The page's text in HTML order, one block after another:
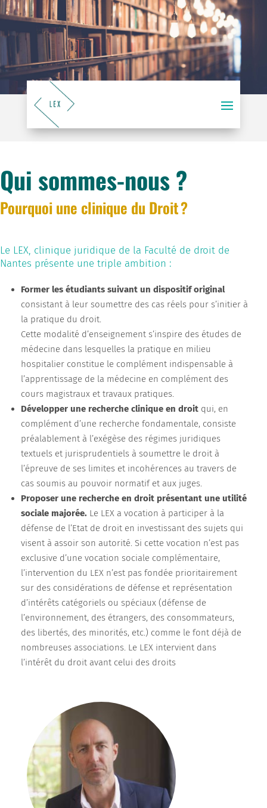
Qui sommes-nous ?
Pourquoi une clinique du Droit ?
Le LEX, clinique juridique de la Faculté de droit de
Nantes présente une triple ambition :
Former les étudiants suivant un dispositif original
consistant à leur soumettre des cas réels pour s’initier à
la pratique du droit.
Cette modalité d’enseignement s’inspire des études de
médecine dans lesquelles la pratique en milieu
hospitalier constitue le complément indispensable à
l’apprentissage de la médecine en complément des
cours magistraux et travaux pratiques.
Développer une recherche clinique en droit qui, en
complément d’une recherche fondamentale, consiste
préalablement à l’exégèse des régimes juridiques
textuels et jurisprudentiels à soumettre le droit à
l’épreuve de ses limites et incohérences au travers de
cas soumis au pouvoir normatif et aux juges.
Proposer une recherche en droit présentant une utilité
sociale majorée. Le LEX a vocation à participer à la
défense de l’Etat de droit en investissant des sujets qui
visent à assoir son autorité. Si cette vocation n’est pas
exclusive d’une vocation sociale complémentaire,
l’intervention du LEX n’est pas fondée prioritairement
sur des considérations de défense et représentation
d’intérêts catégoriels ou spéciaux (défense de
l’environnement, des étrangers, des consommateurs,
des libertés, des minorités, etc.) comme le font déjà de
nombreuses associations. Le LEX intervient dans
l’intérêt du droit avant celui des droits